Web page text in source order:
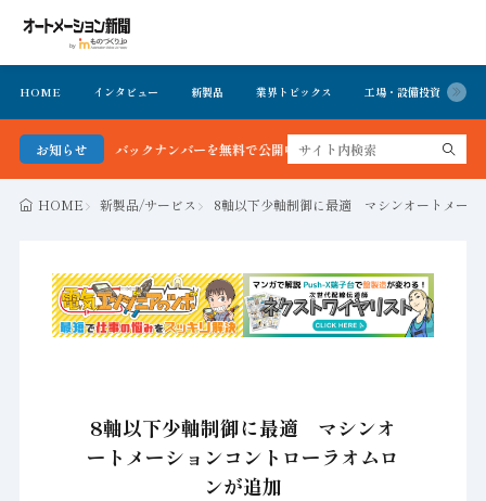
HOME インタビュー 新製品 業界トピックス 工場・設備投資
お知らせ
新号＆バックナンバーを無料で公開中 詳細はこちら
HOME 新製品/サービス 8軸以下少軸制御に最適 マシンオートメーシ
8軸以下少軸制御に最適 マシンオ
ートメーションコントローラオムロ
ンが追加